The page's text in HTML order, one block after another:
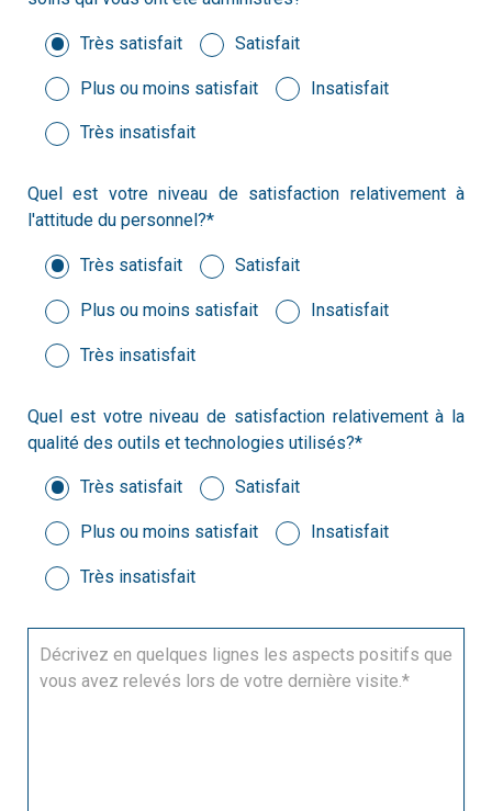
Très satisfait Satisfait
Plus ou moins satisfait Insatisfait
Très insatisfait
Quel est votre niveau de satisfaction relativement à
l'attitude du personnel?*
Très satisfait Satisfait
Plus ou moins satisfait Insatisfait
Très insatisfait
Quel est votre niveau de satisfaction relativement à la
qualité des outils et technologies utilisés?*
Très satisfait Satisfait
Plus ou moins satisfait Insatisfait
Très insatisfait